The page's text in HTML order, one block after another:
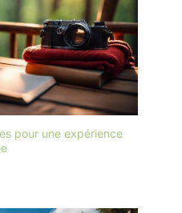
pour une expérience